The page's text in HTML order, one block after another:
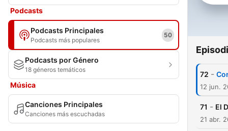
Podcasts
Podcasts Principales
Podcasts más populares
50
Podcasts por Género
18 géneros temáticos
Música
Canciones Principales
Canciones más escuchadas
72 -
12 jun.
71 - El
21 abr.